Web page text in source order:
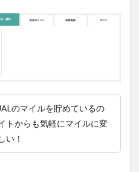
のマイルを貯めているの
トからも気軽にマイルに変
い！